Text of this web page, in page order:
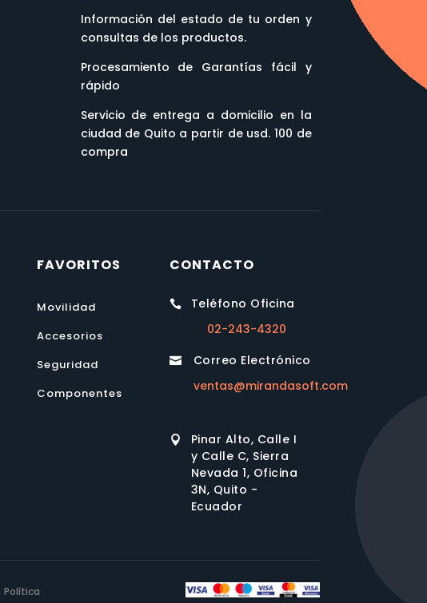
Información del estado de tu orden y
consultas de los productos.
Procesamiento de Garantías fácil y
rápido
Servicio de entrega a domicilio en la
ciudad de Quito a partir de usd. 100 de
compra
FAVORITOS
Movilidad
Accesorios
Seguridad
Componentes
CONTACTO

Teléfono Oficina
02-243-4320

Correo Electrónico
ventas@mirandasoft.com

Pinar Alto, Calle I
y Calle C, Sierra
Nevada 1, Oficina
3N, Quito -
Ecuador
Política